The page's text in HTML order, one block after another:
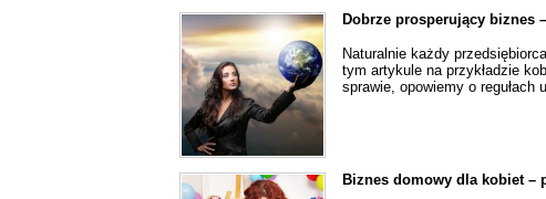
Dobrze prosperujący biznes
Naturalnie każdy
tym artykule na przykładzie
sprawie, opowiemy o regułach
Biznes domowy dla kobiet –